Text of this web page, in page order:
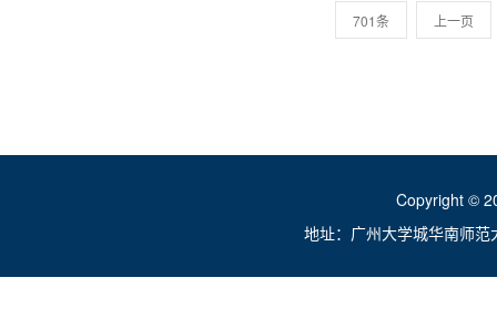
701条 上一页
Copyright ©
地址：广州大学城华南